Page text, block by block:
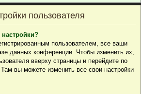
пользователя
пользователем, все ваши
данных конференции. Чтобы изменить их,
вверху страницы и перейдите по
Там вы можете изменить все свои настройки